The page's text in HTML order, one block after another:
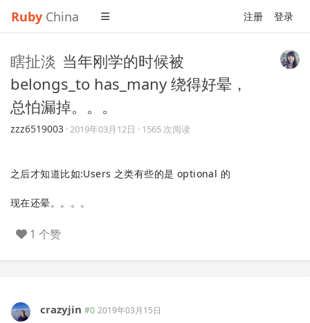
Ruby China 注册 登录
瞎扯淡 当年刚学的时候被
belongs_to has_many 绕得好晕，
总怕漏掉。。。
zzz6519003 ·2019年03月12日 · 1565 次阅读
之后才知道比如:Users 之类有些的是 optional 的
现在还晕。。。。
1 个赞
crazyjin #0 2019年03月15日